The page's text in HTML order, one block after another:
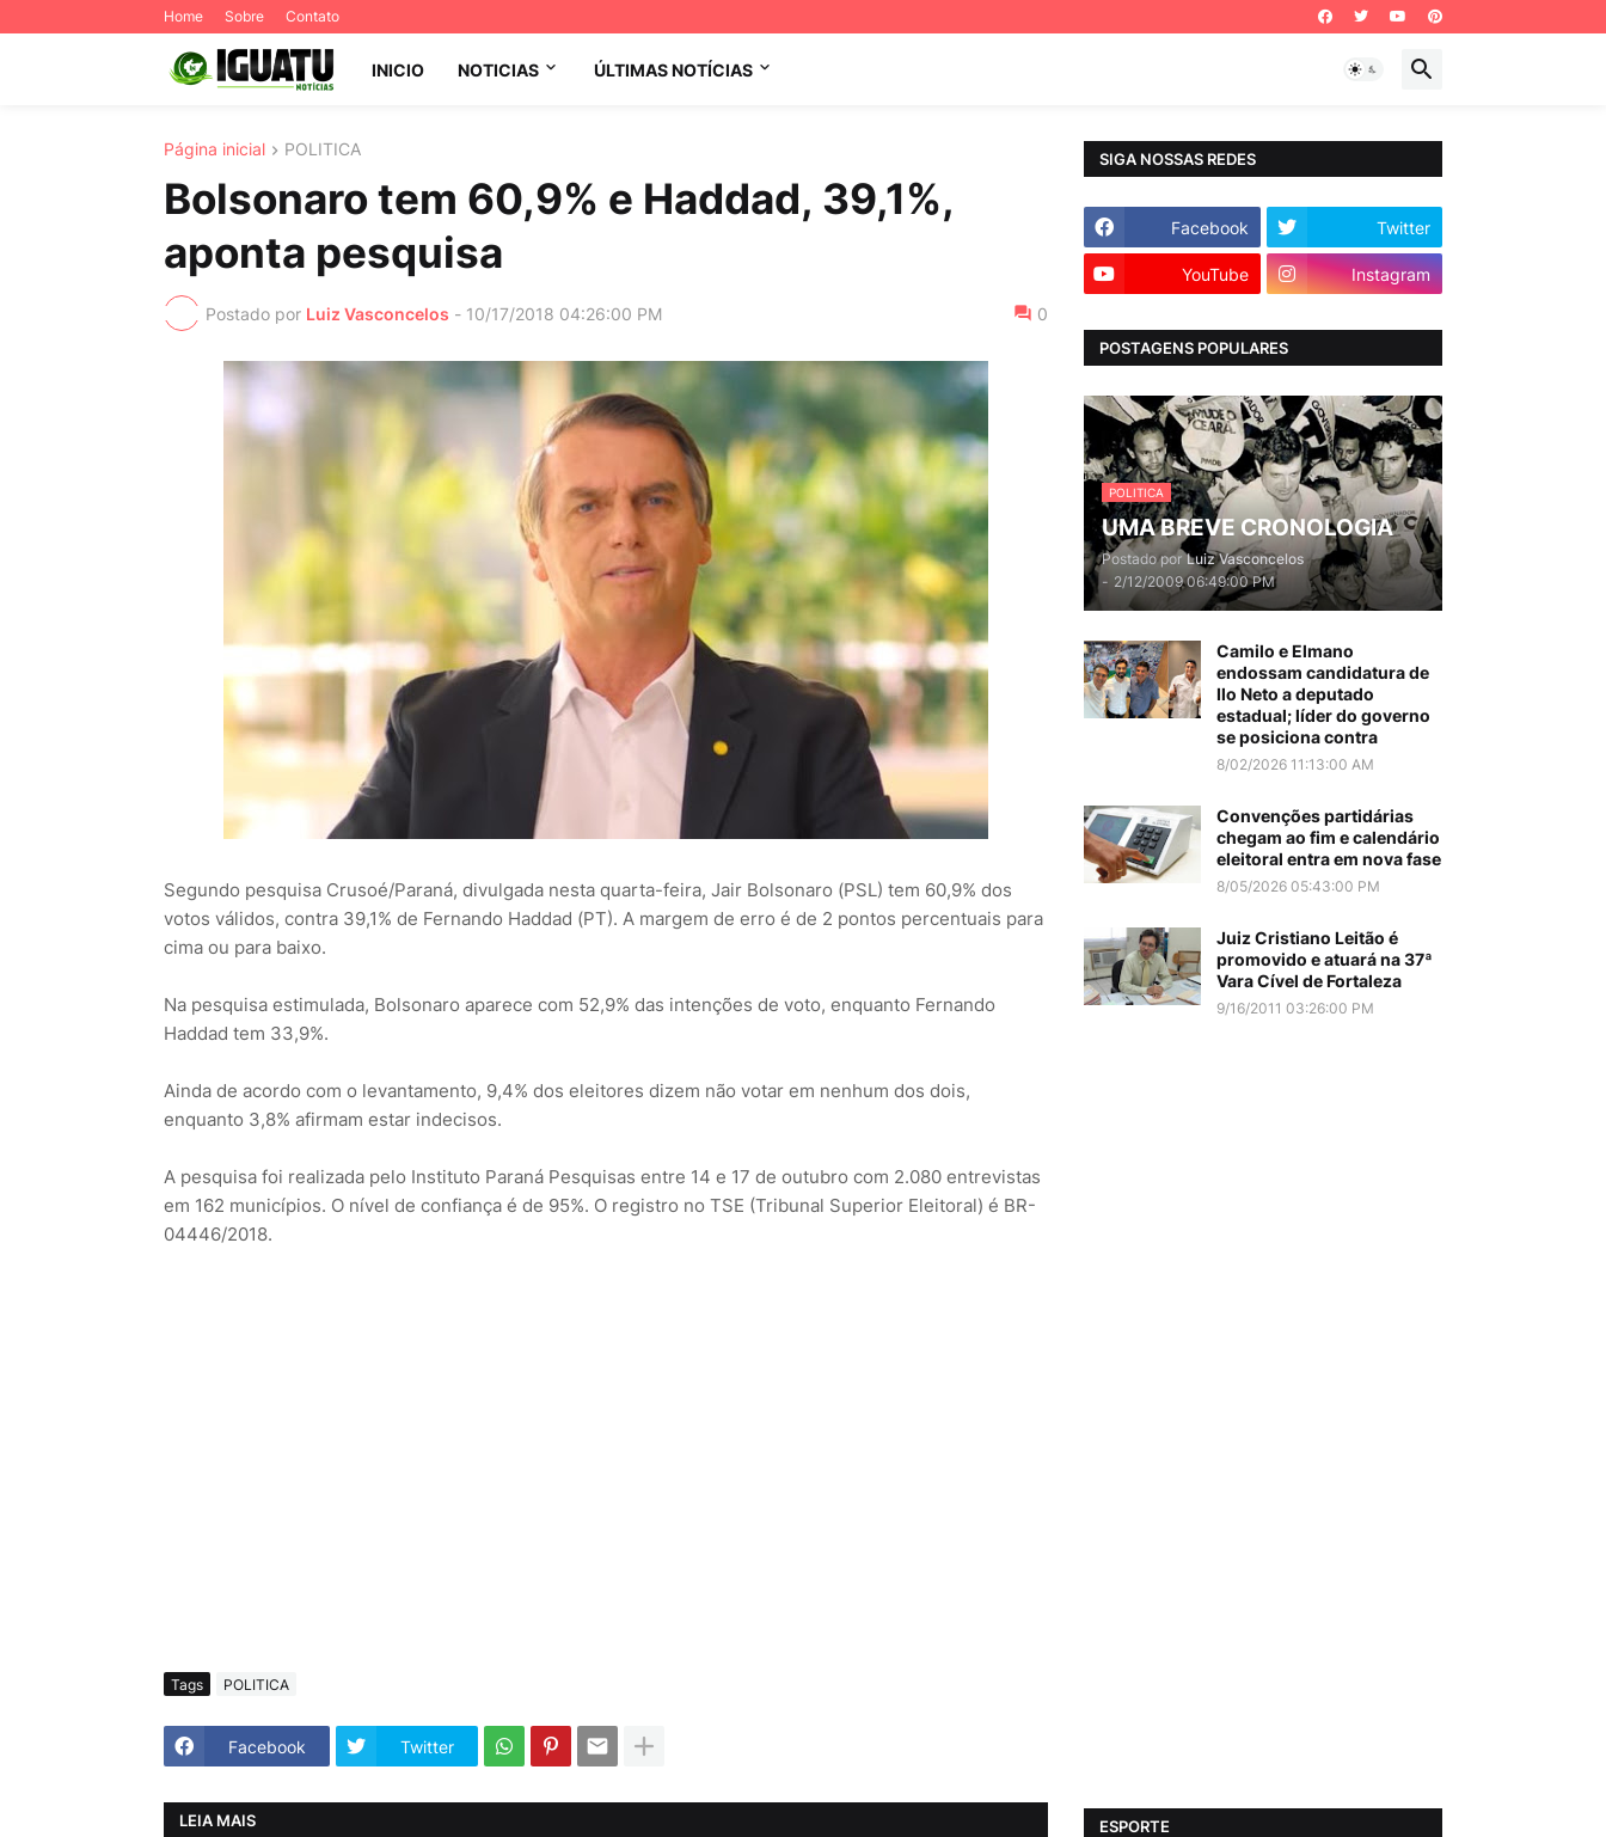
Home Sobre Contato
INICIO NOTICIAS ÚLTIMAS NOTÍCIAS
Página inicial POLITICA
Bolsonaro tem 60,9% e Haddad, 39,1%,
aponta pesquisa
Postado por Luiz Vasconcelos - 10/17/2018 04:26:00 PM 0
Segundo pesquisa Crusoé/Paraná, divulgada nesta quarta-feira, Jair Bolsonaro (PSL) tem 60,9% dos
votos válidos, contra 39,1% de Fernando Haddad (PT). A margem de erro é de 2 pontos percentuais para
cima ou para baixo.
Na pesquisa estimulada, Bolsonaro aparece com 52,9% das intenções de voto, enquanto Fernando
Haddad tem 33,9%.
Ainda de acordo com o levantamento, 9,4% dos eleitores dizem não votar em nenhum dos dois,
enquanto 3,8% afirmam estar indecisos.
A pesquisa foi realizada pelo Instituto Paraná Pesquisas entre 14 e 17 de outubro com 2.080 entrevistas
em 162 municípios. O nível de confiança é de 95%. O registro no TSE (Tribunal Superior Eleitoral) é BR-
04446/2018.
Tags POLITICA
Facebook Twitter
LEIA MAIS
SIGA NOSSAS REDES
Facebook Twitter
YouTube Instagram
POSTAGENS POPULARES
POLITICA
UMA BREVE CRONOLOGIA
Postado por Luiz Vasconcelos
- 2/12/2009 06:49:00 PM
Camilo e Elmano
endossam candidatura de
Ilo Neto a deputado
estadual; líder do governo
se posiciona contra
8/02/2026 11:13:00 AM
Convenções partidárias
chegam ao fim e calendário
eleitoral entra em nova fase
8/05/2026 05:43:00 PM
Juiz Cristiano Leitão é
promovido e atuará na 37ª
Vara Cível de Fortaleza
9/16/2011 03:26:00 PM
ESPORTE